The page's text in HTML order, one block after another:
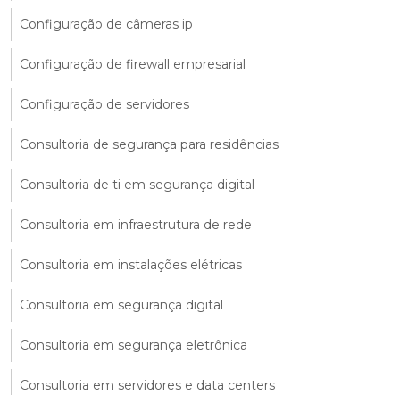
Configuração de câmeras ip
Configuração de firewall empresarial
Configuração de servidores
Consultoria de segurança para residências
Consultoria de ti em segurança digital
Consultoria em infraestrutura de rede
Consultoria em instalações elétricas
Consultoria em segurança digital
Consultoria em segurança eletrônica
Consultoria em servidores e data centers